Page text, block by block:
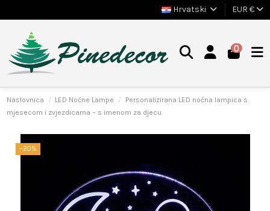
Hrvatski EUR €
0
Naslovnica LED Noćne Lampe
Personalizirana LED noćna lampica s
mjesecom i zvjezdicama – s imenom za djecu
−20%